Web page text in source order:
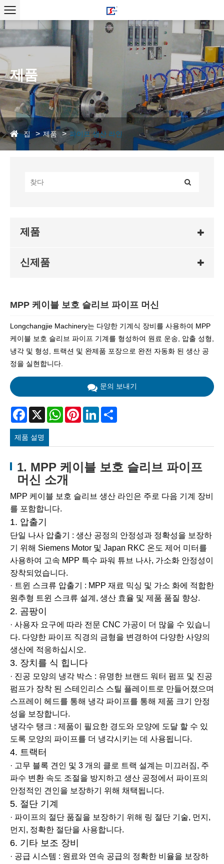
제품
집 제품 파이프 생산 라인
제품
신제품
MPP 케이블 보호 슬리브 파이프 머신
Longchangjie Machinery는 다양한 기계식 장비를 사용하여 MPP
케이블 보호 슬리브 파이프 기계를 형성하여 원료 운송, 압출 성형,
냉각 및 형성, 트랙션 및 완제품 포장으로 완전 자동화 된 생산 공
정을 실현합니다.
문의 보내기
Facebook
X WhatsAppPinterestLinkedIn
제품 설명
1. MPP 케이블 보호 슬리브 파이프
머신 소개
MPP 케이블 보호 슬리브 생산 라인은 주로 다음 기계 장비
를 포함합니다.
1. 압출기
단일 나사 압출기 : 생산 공정의 안정성과 정확성을 보장하
기 위해 Siemens Motor 및 Japan RKC 온도 제어 미터를
사용하여 고속 MPP 특수 파워 튜브 나사, 가소화 안정성이
장착되었습니다.
· 트윈 스크류 압출기 : MPP 재료 믹싱 및 가소 화에 적합한
원추형 트윈 스크류 설계, 생산 효율 및 제품 품질 향상.
2. 곰팡이
· 사용자 요구에 따라 전문 CNC 가공이 더 많을 수 있습니
다. 다양한 파이프 직경의 금형을 변경하여 다양한 사양의
생산에 적응하십시오.
3. 장치를 식 힙니다
· 진공 모양의 냉각 박스 : 유명한 브랜드 워터 펌프 및 진공
펌프가 장착 된 스테인리스 스틸 플레이트로 만들어졌으며
스프레이 헤드를 통해 냉각 파이프를 통해 제품 크기 안정
성을 보장합니다.
냉각수 탱크 : 제품이 필요한 경도와 모양에 도달 할 수 있
도록 모양의 파이프를 더 냉각시키는 데 사용됩니다.
4. 트랙터
· 고무 블록 견인 및 3 개의 클로 트랙 설계는 미끄러짐, 주
파수 변환 속도 조절을 방지하고 생산 공정에서 파이프의
안정적인 견인을 보장하기 위해 채택됩니다.
5. 절단 기계
· 파이프의 절단 품질을 보장하기 위해 링 절단 기술, 먼지,
먼지, 정확한 절단을 사용합니다.
6. 기타 보조 장비
· 공급 시스템 : 원료와 연속 공급의 정확한 비율을 보장하